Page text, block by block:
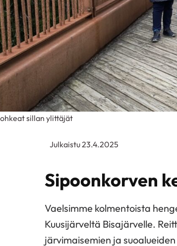
Julkaistu 23.4.2025
sillan ylittäjät
Sipoonkorven
Vaelsimme kolmentoista
Kuusijärveltä Bisajärvelle.
järvimaisemien ja